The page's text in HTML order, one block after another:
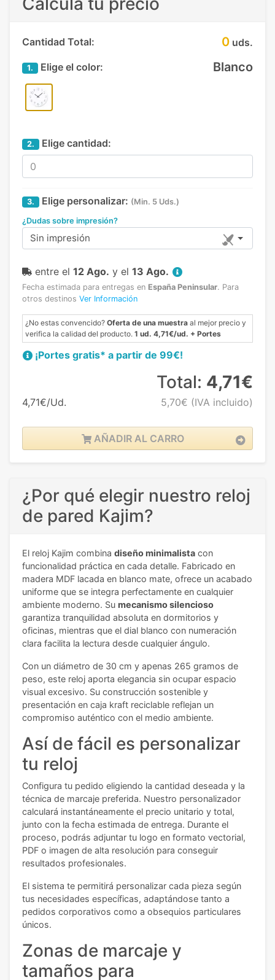
Cantidad Total: 0 uds.
1. Elige el color: Blanco
2. Elige cantidad:
3. Elige personalizar: (Min. 5 Uds.)
¿Dudas sobre impresión?
Sin impresión
entre el 12 Ago. y el 13 Ago.
Fecha estimada para entregas en España Peninsular. Para
otros destinos Ver Información
¿No estas convencido? Oferta de una muestra al mejor precio y
verifica la calidad del producto. 1 ud. 4,71€/ud. + Portes
¡Portes gratis* a partir de 99€!
4,71€/Ud.
Total: 4,71€
5,70€ (IVA incluido)
AÑADIR AL CARRO
¿Por qué elegir nuestro reloj
de pared Kajim?
El reloj Kajim combina diseño minimalista con
funcionalidad práctica en cada detalle. Fabricado en
madera MDF lacada en blanco mate, ofrece un acabado
uniforme que se integra perfectamente en cualquier
ambiente moderno. Su mecanismo silencioso
garantiza tranquilidad absoluta en dormitorios y
oficinas, mientras que el dial blanco con numeración
clara facilita la lectura desde cualquier ángulo.
Con un diámetro de 30 cm y apenas 265 gramos de
peso, este reloj aporta elegancia sin ocupar espacio
visual excesivo. Su construcción sostenible y
presentación en caja kraft reciclable reflejan un
compromiso auténtico con el medio ambiente.
Así de fácil es personalizar
tu reloj
Configura tu pedido eligiendo la cantidad deseada y la
técnica de marcaje preferida. Nuestro personalizador
calculará instantáneamente el precio unitario y total,
junto con la fecha estimada de entrega. Durante el
proceso, podrás adjuntar tu logo en formato vectorial,
PDF o imagen de alta resolución para conseguir
resultados profesionales.
El sistema te permitirá personalizar cada pieza según
tus necesidades específicas, adaptándose tanto a
pedidos corporativos como a obsequios particulares
únicos.
Zonas de marcaje y
tamaños para